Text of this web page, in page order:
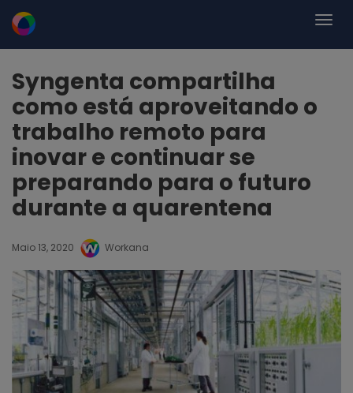
Syngenta compartilha
como está aproveitando o
trabalho remoto para
inovar e continuar se
preparando para o futuro
durante a quarentena
Maio 13, 2020 Workana